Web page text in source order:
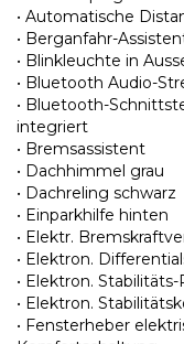
• Automatische
• Berganfahr-
• Blinkleuchte in
• Bluetooth Audio-
• Bluetooth-
integriert
• Bremsassistent
• Dachhimmel grau
• Dachreling schwarz
• Einparkhilfe hinten
• Elektr.
• Elektron.
• Elektron.
• Elektron.
• Fensterheber